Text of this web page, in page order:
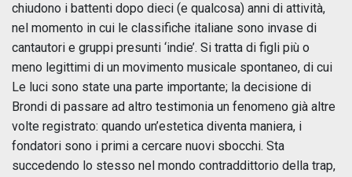
chiudono i battenti dopo dieci (e qualcosa) anni di attività,
nel momento in cui le classifiche italiane sono invase di
cantautori e gruppi presunti ‘indie’. Si tratta di figli più o
meno legittimi di un movimento musicale spontaneo, di cui
Le luci sono state una parte importante; la decisione di
Brondi di passare ad altro testimonia un fenomeno già altre
volte registrato: quando un’estetica diventa maniera, i
fondatori sono i primi a cercare nuovi sbocchi. Sta
succedendo lo stesso nel mondo contraddittorio della trap,